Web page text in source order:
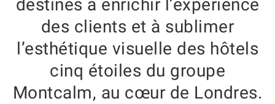
destinés à enrichir l’expérience
des clients et à sublimer
l’esthétique visuelle des hôtels
cinq étoiles du groupe
Montcalm, au cœur de Londres.